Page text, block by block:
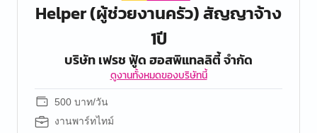
Helper (ผู้ช่วยงานครัว) สัญญาจ้าง
1ปี
บริษัท เฟรช ฟู้ด ฮอสพิแทลลิตี้ จำกัด
ดูงานทั้งหมดของบริษัทนี้
500 บาท/วัน
งานพาร์ทไทม์